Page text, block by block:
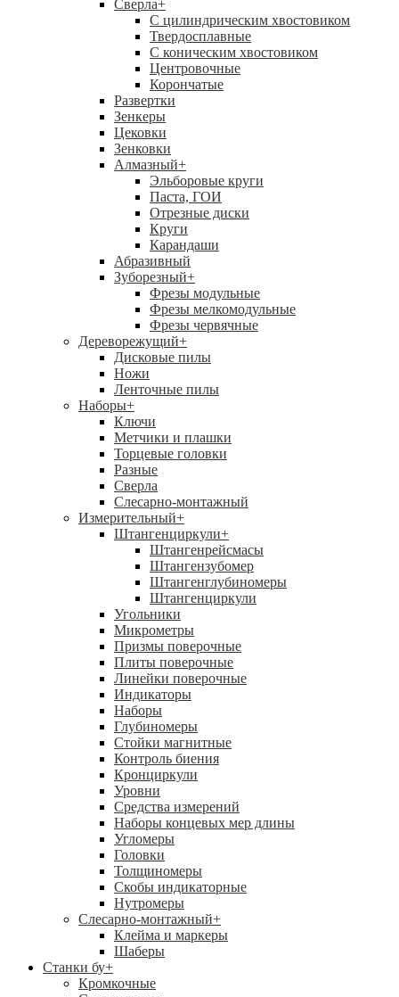
Сверла+
С цилиндрическим хвостовиком
Твердосплавные
С коническим хвостовиком
Центровочные
Корончатые
Развертки
Зенкеры
Цековки
Зенковки
Алмазный+
Эльборовые круги
Паста, ГОИ
Отрезные диски
Круги
Карандаши
Абразивный
Зуборезный+
Фрезы модульные
Фрезы мелкомодульные
Фрезы червячные
Дереворежущий+
Дисковые пилы
Ножи
Ленточные пилы
Наборы+
Ключи
Метчики и плашки
Торцевые головки
Разные
Сверла
Слесарно-монтажный
Измерительный+
Штангенциркули+
Штангенрейсмасы
Штангензубомер
Штангенглубиномеры
Штангенциркули
Угольники
Микрометры
Призмы поверочные
Плиты поверочные
Линейки поверочные
Индикаторы
Наборы
Глубиномеры
Стойки магнитные
Контроль биения
Кронциркули
Уровни
Средства измерений
Наборы концевых мер длины
Угломеры
Головки
Толщиномеры
Скобы индикаторные
Нутромеры
Слесарно-монтажный+
Клейма и маркеры
Шаберы
Станки бу+
Кромкочные